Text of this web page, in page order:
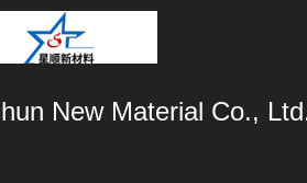
New Material Co.,